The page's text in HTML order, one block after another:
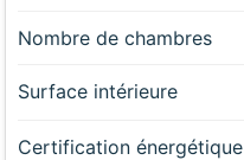
Nombre de chambres
Surface intérieure
Certification énergétique